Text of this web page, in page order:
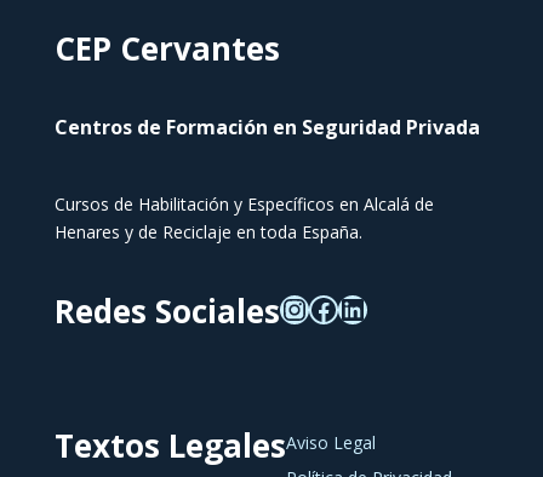
CEP Cervantes
Centros de Formación en Seguridad Privada
Cursos de Habilitación y Específicos en Alcalá de
Henares y de Reciclaje en toda España.
Redes Sociales
Textos LegalesAviso Legal